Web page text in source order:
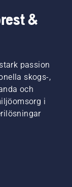
&
passion
skogs-,
och
i